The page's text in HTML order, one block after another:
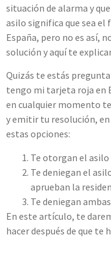
situación de alarma y
asilo significa que sea
España, pero no es así,
solución y aquí te
Quizás te estás
tengo mi tarjeta roja en
en cualquier momento
y emitir tu resolución, en
estas opciones:
Te otorgan el
Te deniegan el
aprueban la
Te deniegan
En este artículo, te
hacer después de que te